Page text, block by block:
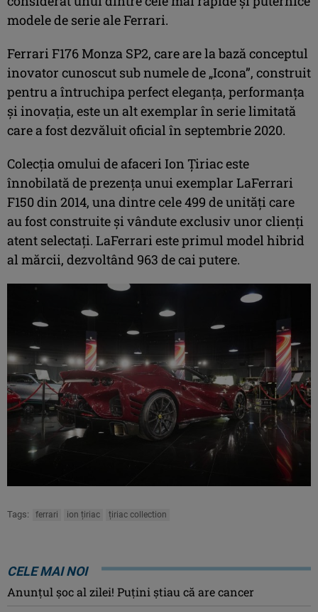
modele de serie ale Ferrari.
Ferrari F176 Monza SP2, care are la bază conceptul
inovator cunoscut sub numele de „Icona”, construit
pentru a întruchipa perfect eleganța, performanța
și inovația, este un alt exemplar în serie limitată
care a fost dezvăluit oficial în septembrie 2020.
Colecția omului de afaceri Ion Țiriac este
înnobilată de prezența unui exemplar LaFerrari
F150 din 2014, una dintre cele 499 de unități care
au fost construite și vândute exclusiv unor clienți
atent selectați. LaFerrari este primul model hibrid
al mărcii, dezvoltând 963 de cai putere.
Tags: ferrari ion țiriac țiriac collection
CELE MAI NOI
Anunţul şoc al zilei! Puţini ştiau că are cancer